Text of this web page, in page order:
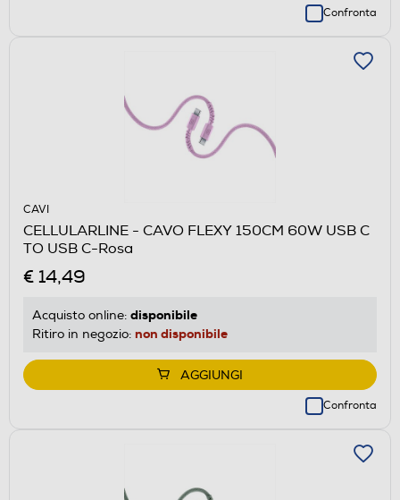
Confronta
CAVI
CELLULARLINE - CAVO FLEXY 150CM 60W USB C
TO USB C-Rosa
€ 14,49
Acquisto online: disponibile
Ritiro in negozio: non disponibile
AGGIUNGI
Confronta